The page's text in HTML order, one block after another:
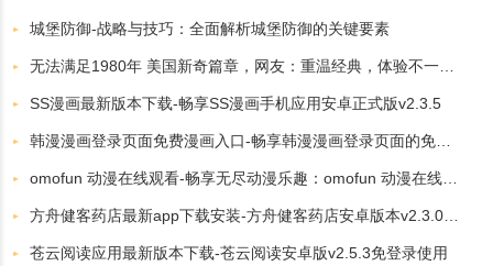
城堡防御-战略与技巧：全面解析城堡防御的关键要素
SS漫画最新版本下载-畅享SS漫画手机应用安卓正式版v2.3.5
苍云阅读应用最新版本下载-苍云阅读安卓版v2.5.3免登录使用